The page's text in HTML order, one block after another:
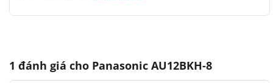
1 đánh giá cho Panasonic AU12BKH-8